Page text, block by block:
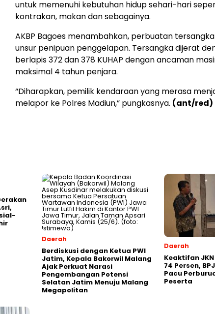
untuk memenuhi kebutuhan hidup sehari-hari
kontrakan, makan dan sebagainya.
AKBP Bagoes menambahkan, perbuatan
unsur penipuan penggelapan. Tersangka dijerat
berlapis 372 dan 378 KUHAP dengan ancaman
maksimal 4 tahun penjara.
“Diharapkan, pemilik kendaraan yang merasa
melapor ke Polres Madiun,” pungkasnya. (ant/red)
Daerah
Berdiskusi dengan Ketua PWI
Jatim, Kepala Bakorwil Malang
Ajak Perkuat Narasi
Pengembangan Potensi
Selatan Jatim Menuju Malang
Megapolitan
Daerah
Keaktifan
74 Persen,
Pacu
Peserta